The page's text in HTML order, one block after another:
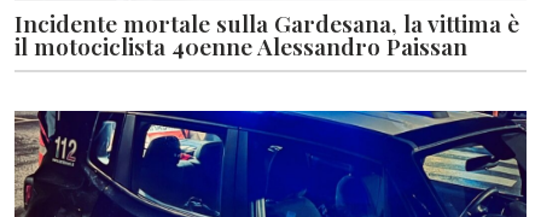
Incidente mortale sulla Gardesana, la vittima è
il motociclista 40enne Alessandro Paissan